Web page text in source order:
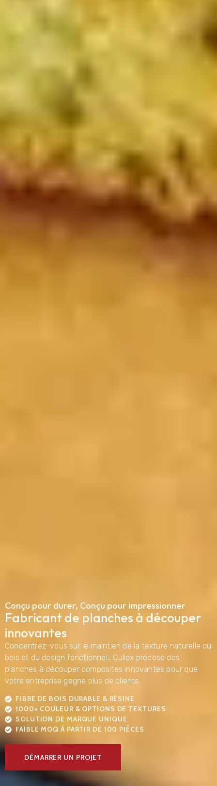
Conçu pour durer, Conçu pour impressionner
Fabricant de planches à découper
innovantes
Concentrez-vous sur le maintien de la texture naturelle du
bois et du design fonctionnel., Culiex propose des
planches à découper composites innovantes pour que
votre entreprise gagne plus de clients.
FIBRE DE BOIS DURABLE & RÉSINE
1000+ COULEUR & OPTIONS DE TEXTURES
SOLUTION DE MARQUE UNIQUE
FAIBLE MOQ À PARTIR DE 100 PIÈCES
DÉMARRER UN PROJET